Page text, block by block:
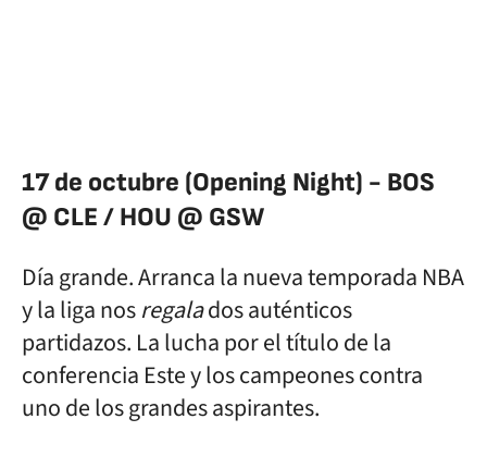
17 de octubre (Opening Night) - BOS
@ CLE / HOU @ GSW
Día grande. Arranca la nueva temporada NBA
y la liga nosregalados auténticos
partidazos. La lucha por el título de la
conferencia Este y los campeones contra
uno de los grandes aspirantes.